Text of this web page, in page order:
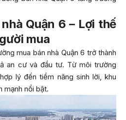
Quận 6 – Lợi thế
mua
mua bán nhà Quận 6 trở thành
an cư và đầu tư. Từ môi trường
lý đến tiềm năng sinh lời, khu
mạnh nổi bật.